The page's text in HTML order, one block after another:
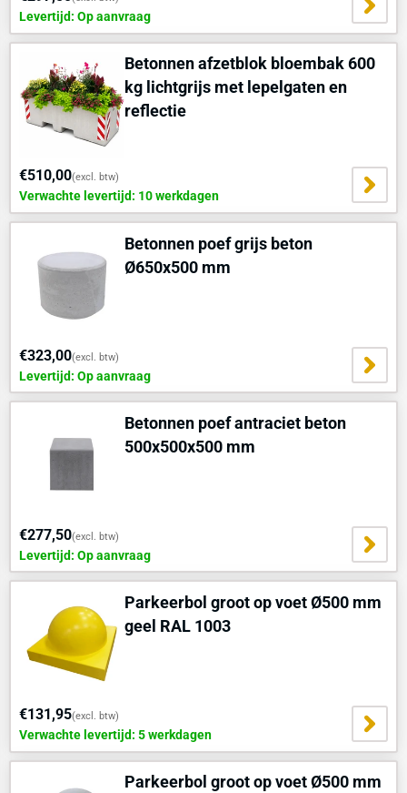
Levertijd: Op aanvraag
Betonnen afzetblok bloembak 600
kg lichtgrijs met lepelgaten en
reflectie
€510,00(excl. btw)
Verwachte levertijd: 10 werkdagen
Betonnen poef grijs beton
Ø650x500 mm
€323,00(excl. btw)
Levertijd: Op aanvraag
Betonnen poef antraciet beton
500x500x500 mm
€277,50(excl. btw)
Levertijd: Op aanvraag
Parkeerbol groot op voet Ø500 mm
geel RAL 1003
€131,95(excl. btw)
Verwachte levertijd: 5 werkdagen
Parkeerbol groot op voet Ø500 mm